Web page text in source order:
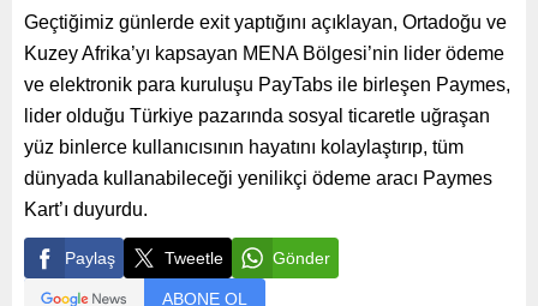
Geçtiğimiz günlerde exit yaptığını açıklayan, Ortadoğu ve
Kuzey Afrika’yı kapsayan MENA Bölgesi’nin lider ödeme
ve elektronik para kuruluşu PayTabs ile birleşen Paymes,
lider olduğu Türkiye pazarında sosyal ticaretle uğraşan
yüz binlerce kullanıcısının hayatını kolaylaştırıp, tüm
dünyada kullanabileceği yenilikçi ödeme aracı Paymes
Kart’ı duyurdu.
Paylaş Tweetle Gönder
ABONE OL